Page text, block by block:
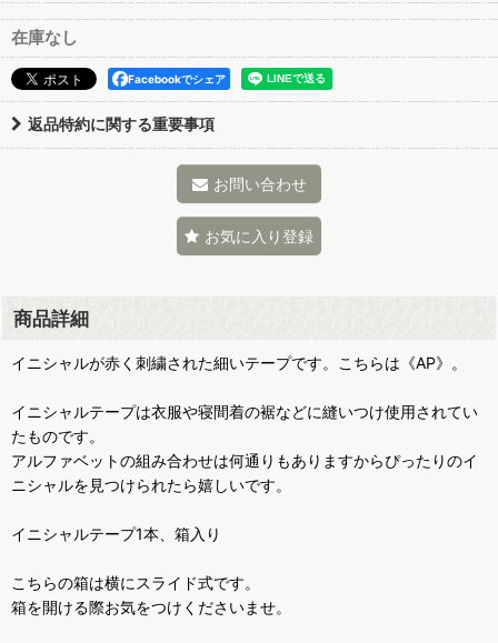
在庫なし
Facebookでシェア
返品特約に関する重要事項
お問い合わせ
お気に入り登録
商品詳細
イニシャルが赤く刺繍された細いテープです。こちらは《AP》。
イニシャルテープは衣服や寝間着の裾などに縫いつけ使用されてい
たものです。
アルファベットの組み合わせは何通りもありますからぴったりのイ
ニシャルを見つけられたら嬉しいです。
イニシャルテープ1本、箱入り
こちらの箱は横にスライド式です。
箱を開ける際お気をつけくださいませ。